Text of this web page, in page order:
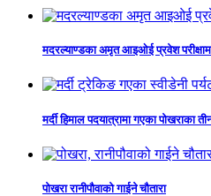
मदरल्याण्डका अमृत आइओई प्रवेश
मर्दी हिमाल पदयात्रामा गएका पोखराका
पोखरा रानीपौवाको गाईने चौतारा